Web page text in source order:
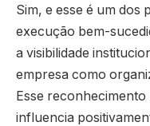
Sim, e esse é um dos
execução bem-
a visibilidade
empresa como
Esse
influencia